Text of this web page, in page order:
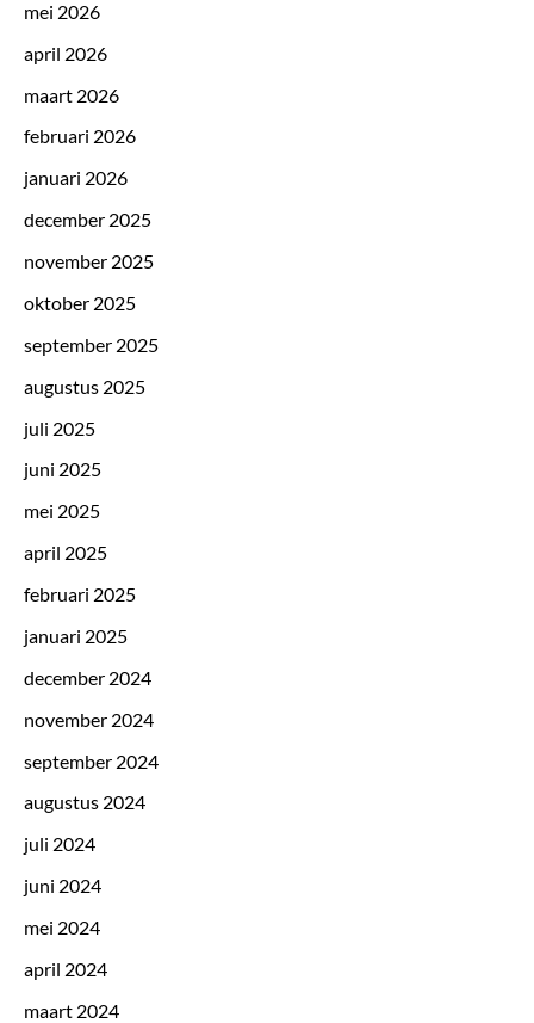
mei 2026
april 2026
maart 2026
februari 2026
januari 2026
december 2025
november 2025
oktober 2025
september 2025
augustus 2025
juli 2025
juni 2025
mei 2025
april 2025
februari 2025
januari 2025
december 2024
november 2024
september 2024
augustus 2024
juli 2024
juni 2024
mei 2024
april 2024
maart 2024